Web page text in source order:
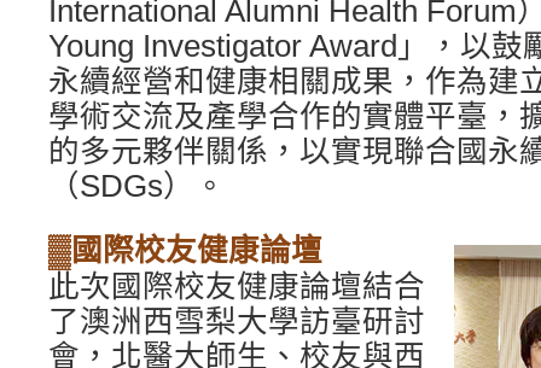
International Alumni Health Forum
Young Investigator Award」，以鼓
永續經營和健康相關成果，作為建
學術交流及產學合作的實體平臺，
的多元夥伴關係，以實現聯合國永
（SDGs）。
▓國際校友健康論壇
此次國際校友健康論壇結合
了澳洲西雪梨大學訪臺研討
會，北醫大師生、校友與西